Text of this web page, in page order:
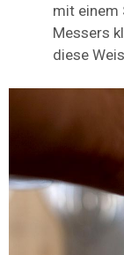
mit einem
Messers
diese